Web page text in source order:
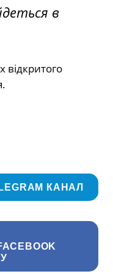
в
відкритого
КАНАЛ